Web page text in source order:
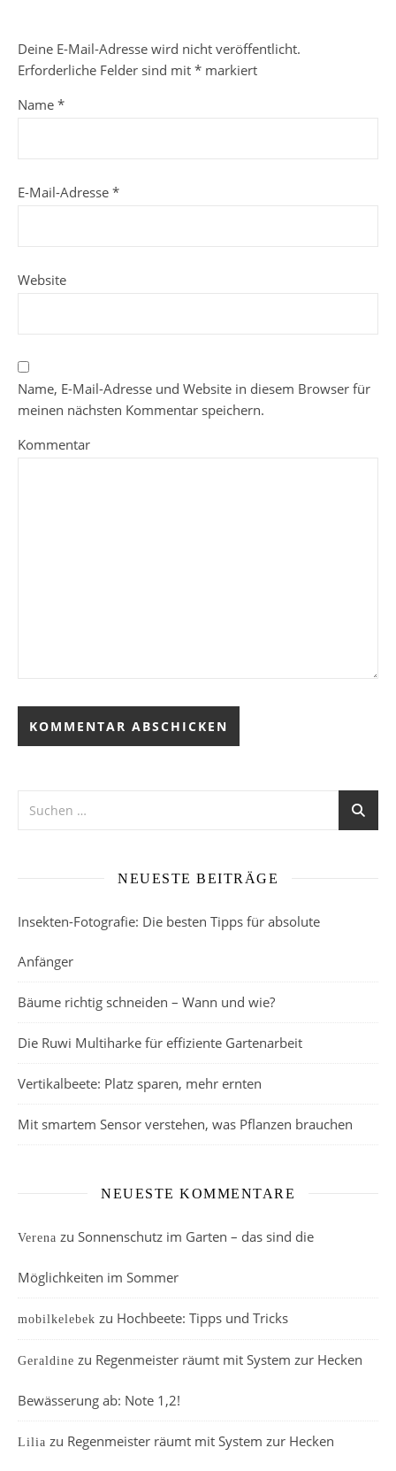
Deine E-Mail-Adresse wird nicht veröffentlicht.
Erforderliche Felder sind mit * markiert
Name *
E-Mail-Adresse *
Website
Name, E-Mail-Adresse und Website in diesem Browser für
meinen nächsten Kommentar speichern.
Kommentar
NEUESTE BEITRÄGE
Insekten-Fotografie: Die besten Tipps für absolute
Anfänger
Bäume richtig schneiden – Wann und wie?
Die Ruwi Multiharke für effiziente Gartenarbeit
Vertikalbeete: Platz sparen, mehr ernten
Mit smartem Sensor verstehen, was Pflanzen brauchen
NEUESTE KOMMENTARE
Verena zu Sonnenschutz im Garten – das sind die
Möglichkeiten im Sommer
mobilkelebek zu Hochbeete: Tipps und Tricks
Geraldine zu Regenmeister räumt mit System zur Hecken
Bewässerung ab: Note 1,2!
Lilia zu Regenmeister räumt mit System zur Hecken